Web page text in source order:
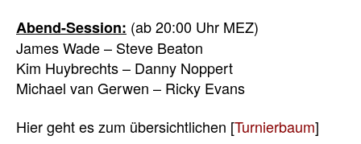
Abend-Session: (ab 20:00 Uhr MEZ)
James Wade – Steve Beaton
Kim Huybrechts – Danny Noppert
Michael van Gerwen – Ricky Evans
Hier geht es zum übersichtlichen [Turnierbaum]